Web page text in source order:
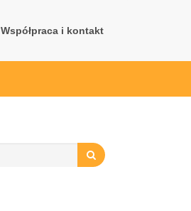
Współpraca i kontakt